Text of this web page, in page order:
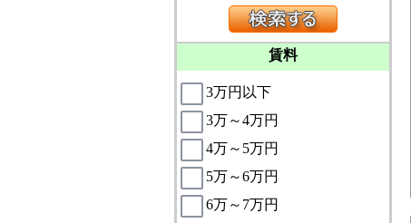
賃料
3万円以下
3万～4万円
4万～5万円
5万～6万円
6万～7万円